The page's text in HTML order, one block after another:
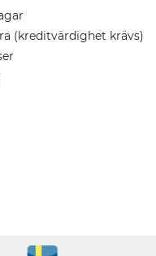
(kreditvärdighet krävs)